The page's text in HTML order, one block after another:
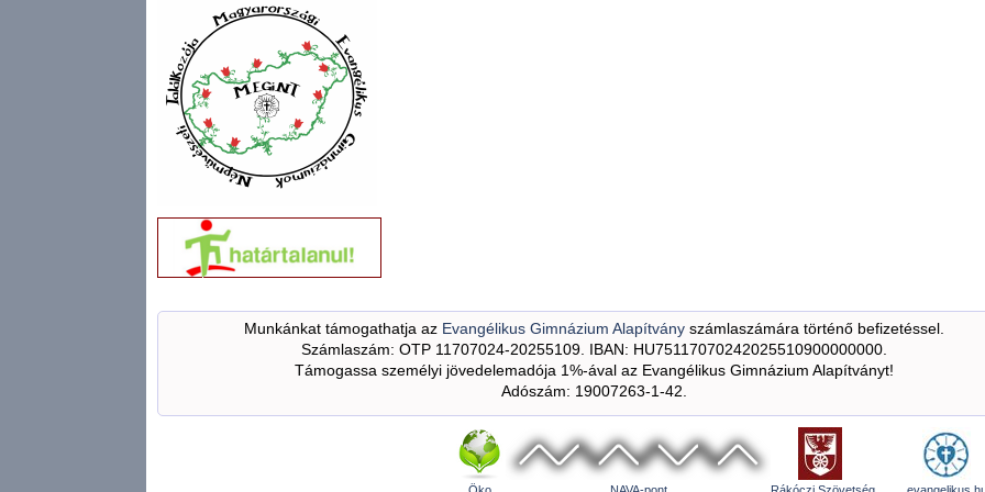
Munkánkat támogathatja az Evangélikus Gimnázium Alapítványszámlaszámára történő befizetéssel.
Számlaszám: OTP 11707024-20255109. IBAN: HU75117070242025510900000000.
Támogassa személyi jövedelemadója 1%-ával az Evangélikus Gimnázium Alapítványt!
Adószám: 19007263-1-42.